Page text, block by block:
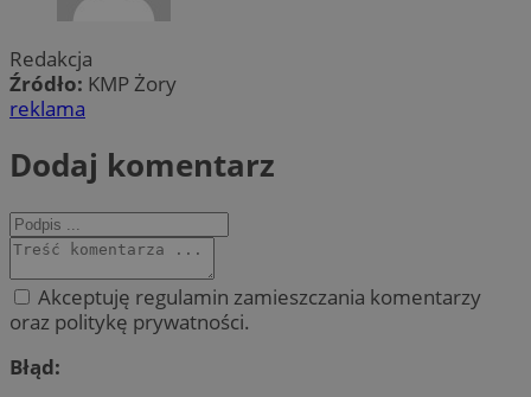
Redakcja
Źródło: KMP Żory
reklama
Dodaj komentarz
Akceptuję regulamin zamieszczania komentarzy
oraz politykę prywatności.
Błąd: